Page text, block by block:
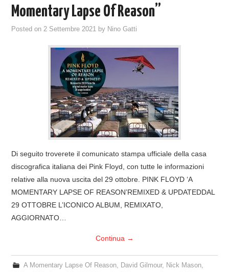
SYD BARRETT – ALLE SOGLIE
DELL’ALBA
COVER & TRIBUTI
DISCOGRAFIA
CONTATTI
RELICS – SFALCI E RAMAGLIE
POLICY/COOKIES
Momentary Lapse Of Reason”
Posted on2 Settembre 2021 by Nino Gatti
Di seguito troverete il comunicato stampa ufficiale della casa
discografica italiana dei Pink Floyd, con tutte le informazioni
relative alla nuova uscita del 29 ottobre. PINK FLOYD ‘A
MOMENTARY LAPSE OF REASON’REMIXED & UPDATEDDAL
29 OTTOBRE L’ICONICO ALBUM, REMIXATO,
AGGIORNATO…
Continua →
A Momentary Lapse Of Reason, David Gilmour, Nick Mason,